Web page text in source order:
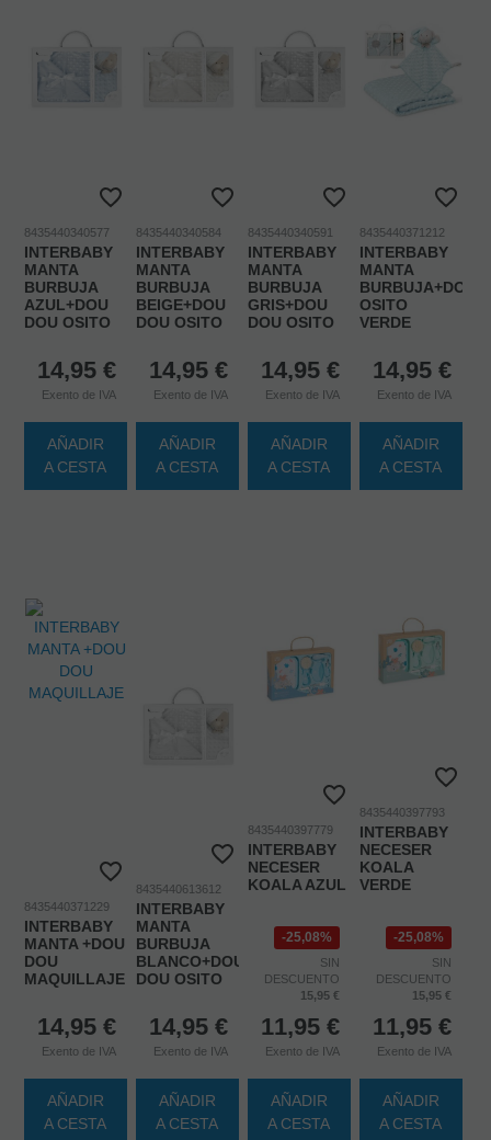
8435440340577
INTERBABY
MANTA
BURBUJA
AZUL+DOU
DOU OSITO
14,95 €
Exento de IVA
AÑADIR
A CESTA
8435440340584
INTERBABY
MANTA
BURBUJA
BEIGE+DOU
DOU OSITO
14,95 €
Exento de IVA
AÑADIR
A CESTA
8435440340591
INTERBABY
MANTA
BURBUJA
GRIS+DOU
DOU OSITO
14,95 €
Exento de IVA
AÑADIR
A CESTA
8435440371212
INTERBABY
MANTA
OSITO
VERDE
14,95 €
Exento de IVA
AÑADIR
A CESTA
8435440371229
INTERBABY
MANTA +DOU
DOU
MAQUILLAJE
14,95 €
Exento de IVA
AÑADIR
A CESTA
8435440613612
INTERBABY
MANTA
BURBUJA
BLANCO+DOU
DOU OSITO
14,95 €
Exento de IVA
AÑADIR
A CESTA
8435440397779
INTERBABY
NECESER
KOALA AZUL
25,08%
SIN
DESCUENTO
15,95 €
11,95 €
Exento de IVA
AÑADIR
A CESTA
8435440397793
INTERBABY
NECESER
KOALA
VERDE
25,08%
SIN
DESCUENTO
15,95 €
11,95 €
Exento de IVA
AÑADIR
A CESTA